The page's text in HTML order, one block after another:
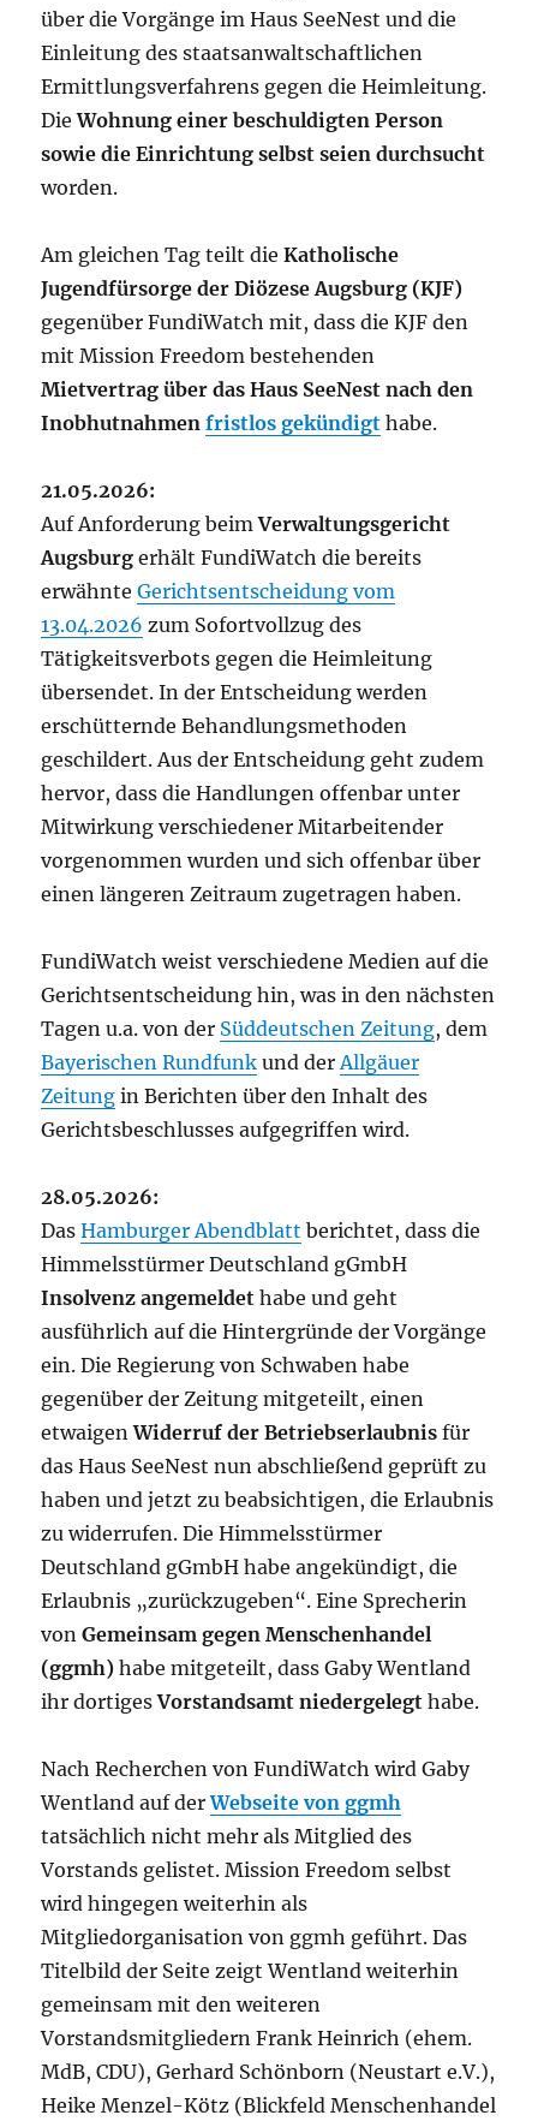
über die Vorgänge im Haus SeeNest und die
Einleitung des staatsanwaltschaftlichen
Ermittlungsverfahrens gegen die Heimleitung.
DieWohnung einer beschuldigten Person
sowie die Einrichtung selbst seien durchsucht
worden.
Am gleichen Tag teilt dieKatholische
Jugendfürsorge der Diözese Augsburg (KJF)
gegenüber FundiWatch mit, dass die KJF den
mit Mission Freedom bestehenden
Mietvertrag über das Haus SeeNest nach den
Inobhutnahmenfristlos gekündigt habe.
21.05.2026:
Auf Anforderung beimVerwaltungsgericht
Augsburg erhält FundiWatch die bereits
erwähnteGerichtsentscheidung vom
13.04.2026 zum Sofortvollzug des
Tätigkeitsverbots gegen die Heimleitung
übersendet. In der Entscheidung werden
erschütternde Behandlungsmethoden
geschildert. Aus der Entscheidung geht zudem
hervor, dass die Handlungen offenbar unter
Mitwirkung verschiedener Mitarbeitender
vorgenommen wurden und sich offenbar über
einen längeren Zeitraum zugetragen haben.
FundiWatch weist verschiedene Medien auf die
Gerichtsentscheidung hin, was in den nächsten
Tagen u.a. von der Süddeutschen Zeitung, dem
Bayerischen Rundfunk und derAllgäuer
Zeitung in Berichten über den Inhalt des
Gerichtsbeschlusses aufgegriffen wird.
28.05.2026:
DasHamburger Abendblatt berichtet, dass die
Himmelsstürmer Deutschland gGmbH
Insolvenz angemeldet habe und geht
ausführlich auf die Hintergründe der Vorgänge
ein. Die Regierung von Schwaben habe
gegenüber der Zeitung mitgeteilt, einen
etwaigenWiderruf der Betriebserlaubnis für
das Haus SeeNest nun abschließend geprüft zu
haben und jetzt zu beabsichtigen, die Erlaubnis
zu widerrufen. Die Himmelsstürmer
Deutschland gGmbH habe angekündigt, die
Erlaubnis „zurückzugeben“. Eine Sprecherin
vonGemeinsam gegen Menschenhandel
(ggmh)habe mitgeteilt, dass Gaby Wentland
ihr dortigesVorstandsamt niedergelegt habe.
Nach Recherchen von FundiWatch wird Gaby
Wentland auf derWebseite von ggmh
tatsächlich nicht mehr als Mitglied des
Vorstands gelistet. Mission Freedom selbst
wird hingegen weiterhin als
Mitgliedorganisation von ggmh geführt. Das
Titelbild der Seite zeigt Wentland weiterhin
gemeinsam mit den weiteren
Vorstandsmitgliedern Frank Heinrich (ehem.
MdB, CDU), Gerhard Schönborn (Neustart e.V.),
Heike Menzel-Kötz (Blickfeld Menschenhandel